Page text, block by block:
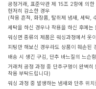
공정거래, 표준약관 제 15조 2항에 의
현저히 감소한 경우
(착용 흔적, 화장품, 탈취제 냄새, 세탁,
세탁을 하신 경우나 착용을 하신 후에
워싱면 종류의 제품은 워싱과정에서 옷
피팅만 해보신 경우라도 상품이 훼손된
배송 시 생긴 구김, 단추 바느질의 느슨
거래처 공정 과정 중 단추구멍이 완벽
착용 부탁드립니다)
워싱 과정 중 발생하는 냄새와 단추 위